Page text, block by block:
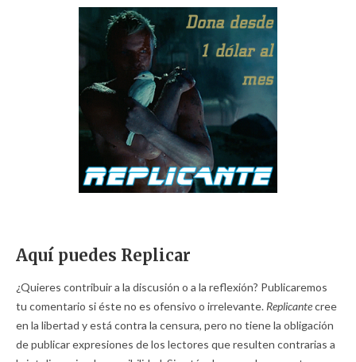
Aquí puedes Replicar
¿Quieres contribuir a la discusión o a la reflexión? Publicaremos
tu comentario si éste no es ofensivo o irrelevante. Replicantecree
en la libertad y está contra la censura, pero no tiene la obligación
de publicar expresiones de los lectores que resulten contrarias a